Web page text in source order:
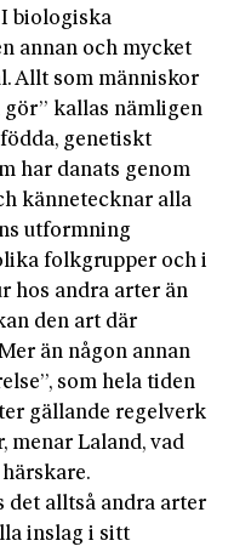
biologiska
annan och mycket
Allt som människor
gör” kallas nämligen
genetiskt
har danats genom
kännetecknar alla
utformning
folkgrupper och i
hos andra arter än
den art där
än någon annan
som hela tiden
gällande regelverk
menar Laland, vad
det alltså andra arter
inslag i sitt